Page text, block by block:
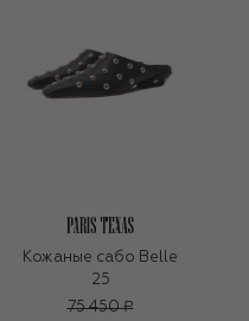
Кожаные сабо Belle
25
75 450 ₽